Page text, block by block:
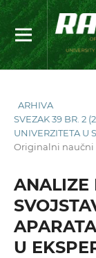
ARHIVA
SVEZAK 39 BR. 2
UNIVERZITETA U
Originalni naučni
ANALIZE
U